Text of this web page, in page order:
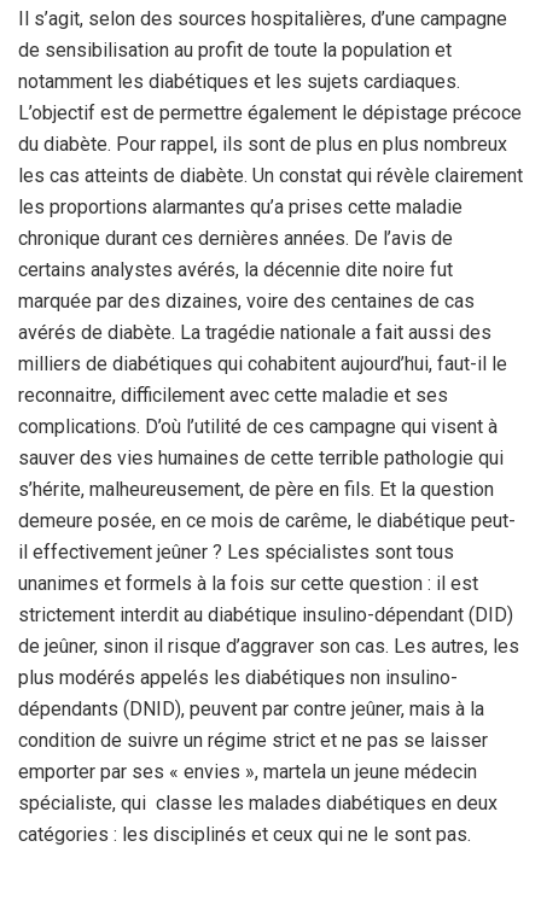
Il s’agit, selon des sources hospitalières, d’une campagne
de sensibilisation au profit de toute la population et
notamment les diabétiques et les sujets cardiaques.
L’objectif est de permettre également le dépistage précoce
du diabète. Pour rappel, ils sont de plus en plus nombreux
les cas atteints de diabète. Un constat qui révèle clairement
les proportions alarmantes qu’a prises cette maladie
chronique durant ces dernières années. De l’avis de
certains analystes avérés, la décennie dite noire fut
marquée par des dizaines, voire des centaines de cas
avérés de diabète. La tragédie nationale a fait aussi des
milliers de diabétiques qui cohabitent aujourd’hui, faut-il le
reconnaitre, difficilement avec cette maladie et ses
complications. D’où l’utilité de ces campagne qui visent à
sauver des vies humaines de cette terrible pathologie qui
s’hérite, malheureusement, de père en fils. Et la question
demeure posée, en ce mois de carême, le diabétique peut-
il effectivement jeûner ? Les spécialistes sont tous
unanimes et formels à la fois sur cette question : il est
strictement interdit au diabétique insulino-dépendant (DID)
de jeûner, sinon il risque d’aggraver son cas. Les autres, les
plus modérés appelés les diabétiques non insulino-
dépendants (DNID), peuvent par contre jeûner, mais à la
condition de suivre un régime strict et ne pas se laisser
emporter par ses « envies », martela un jeune médecin
spécialiste, qui classe les malades diabétiques en deux
catégories : les disciplinés et ceux qui ne le sont pas.